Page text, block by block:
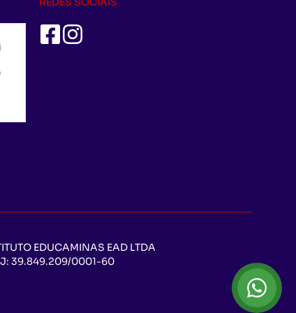
EDUCAMINAS EAD LTDA
39.849.209/0001-60